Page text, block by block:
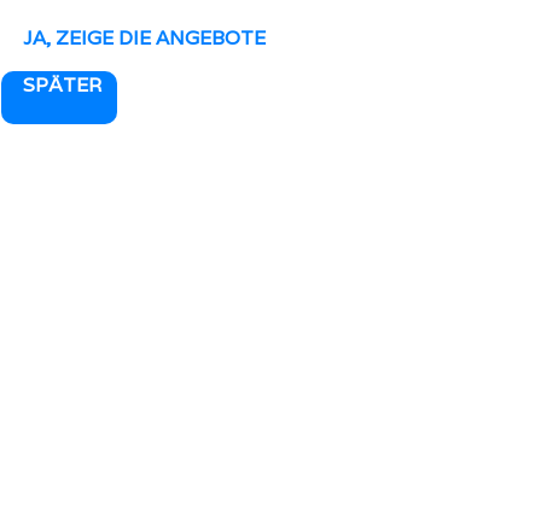
JA, ZEIGE DIE ANGEBOTE
SPÄTER